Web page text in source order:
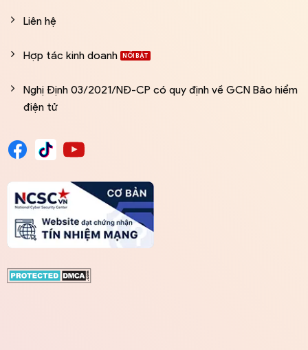
Liên hệ
Hợp tác kinh doanh
Nghị Định 03/2021/NĐ-CP có quy định về GCN Bảo hiểm
điện tử